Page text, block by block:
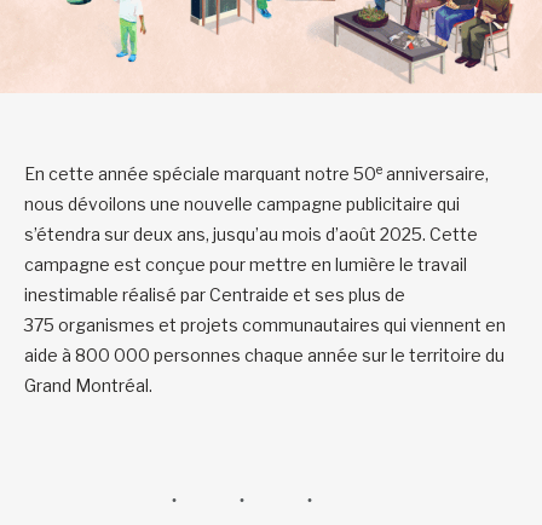
En cette année spéciale marquant notre 50e anniversaire,
nous dévoilons une nouvelle campagne publicitaire qui
s’étendra sur deux ans, jusqu’au mois d’août 2025. Cette
campagne est conçue pour mettre en lumière le travail
inestimable réalisé par Centraide et ses plus de
375 organismes et projets communautaires qui viennent en
aide à 800 000 personnes chaque année sur le territoire du
Grand Montréal.